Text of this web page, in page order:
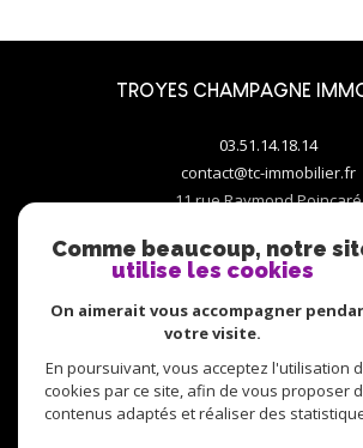
TROYES CHAMPAGNE
03.51.14.18.14
contact@tc-immobilier.fr
11 rue Raymond Poincaré
ADHÉRENTS
Comme beaucoup, notre
utilise les cookies
On aimerait vous accompagner
votre visite.
En poursuivant, vous acceptez l'utilisation
cookies par ce site, afin de vous proposer
contenus adaptés et réaliser des